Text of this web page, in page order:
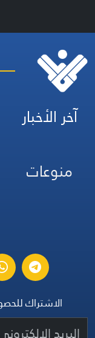
آخر الأخبار
منوعات
الاشتراك